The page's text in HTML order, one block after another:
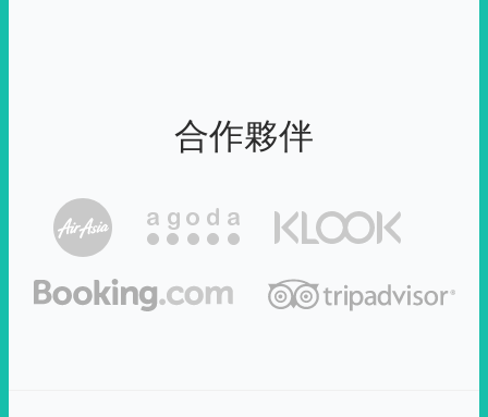
合作夥伴